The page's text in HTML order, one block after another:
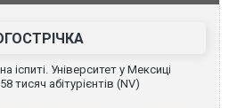
Університет у Мексиці
тисяч абітурієнтів (NV)